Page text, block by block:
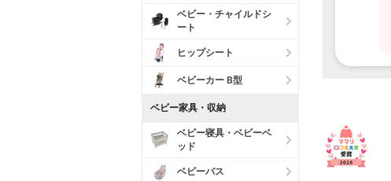
ベビー・チャイルドシ
ート
ヒップシート
ベビーカー B型
ベビー家具・収納
ベビー寝具・ベビーベ
ッド
ベビーバス